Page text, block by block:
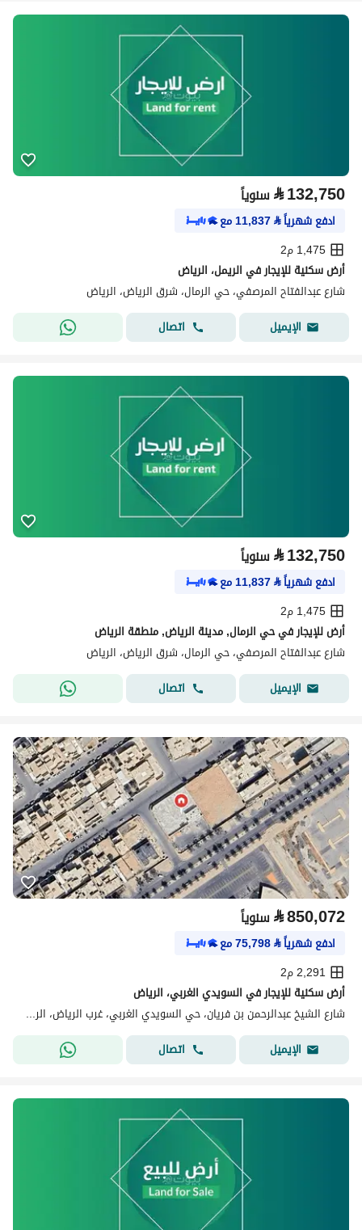
⃁132,750 سنوياً
ادفع شهرياً⃁
11,837مع
1,475 م2
أرض سكنية للإيجار في الريمل، الرياض
شارع عبدالفتاح المرصفي، حي الرمال، شرق الرياض، الرياض
الإيميل
اتصال
⃁132,750 سنوياً
ادفع شهرياً⃁
11,837مع
1,475 م2
أرض للإيجار في حي الرمال, مدينة الرياض, منطقة الرياض
شارع عبدالفتاح المرصفي، حي الرمال، شرق الرياض، الرياض
الإيميل
اتصال
⃁850,072 سنوياً
ادفع شهرياً⃁
75,798مع
2,291 م2
أرض سكنية للإيجار في السويدي الغربي، الرياض
شارع الشيخ عبدالرحمن بن فريان، حي السويدي الغربي، غرب الرياض، الرياض
الإيميل
اتصال